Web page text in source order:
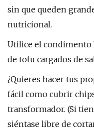
sin que queden
nutricional.
Utilice el condimento
de tofu cargados de
¿Quieres hacer tus
fácil como cubrir
transformador. (Si
siéntase libre de